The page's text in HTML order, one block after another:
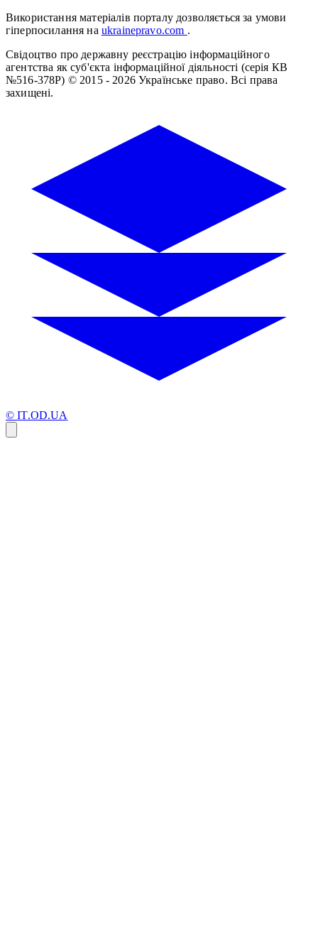
Використання матеріалів порталу дозволяється за умови
гіперпосилання на ukrainepravo.com .
Свідоцтво про державну реєстрацію інформаційного
агентства як суб'єкта інформаційної діяльності (серія КВ
№516-378Р) © 2015 - 2026 Українське право. Всі права
захищені.
© IT.OD.UA